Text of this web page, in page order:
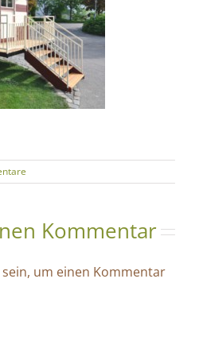
Kommentar
sein, um einen Kommentar